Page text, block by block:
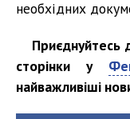
необхідних
Приєднуйтесь
сторінки у
найважливіші